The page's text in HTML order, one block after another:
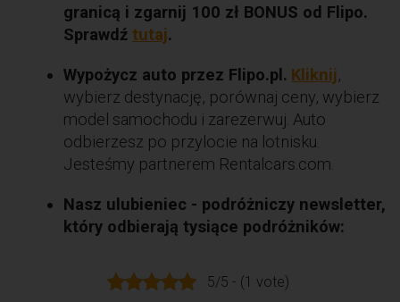
granicą i zgarnij 100 zł BONUS od Flipo.
Sprawdźtutaj.
Wypożycz auto przez Flipo.pl. Kliknij,
wybierz destynację, porównaj ceny, wybierz
model samochodu i zarezerwuj. Auto
odbierzesz po przylocie na lotnisku.
Jesteśmy partnerem Rentalcars.com.
Nasz ulubieniec - podróżniczy newsletter,
który odbierają tysiące podróżników:
5/5 - (1 vote)